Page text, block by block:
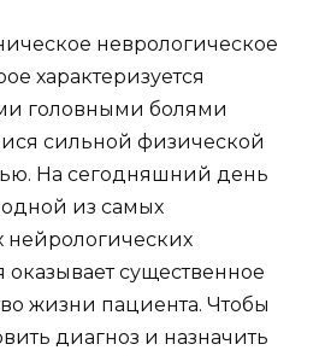
неврологическое
характеризуется
головными болями
сильной физической
На сегодняшний день
из самых
нейрологических
оказывает существенное
жизни пациента. Чтобы
диагноз и назначить